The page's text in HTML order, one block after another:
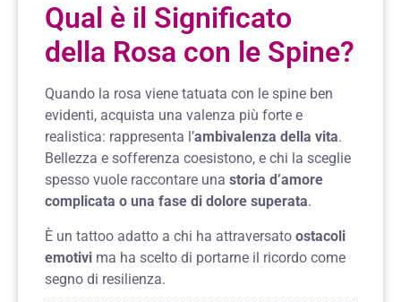
Qual è il Significato
della Rosa con le Spine?
Quando la rosa viene tatuata con le spine ben
evidenti, acquista una valenza più forte e
realistica: rappresenta l’ambivalenza della vita.
Bellezza e sofferenza coesistono, e chi la sceglie
spesso vuole raccontare una storia d’amore
complicata o una fase di dolore superata.
È un tattoo adatto a chi ha attraversato ostacoli
emotivi ma ha scelto di portarne il ricordo come
segno di resilienza.